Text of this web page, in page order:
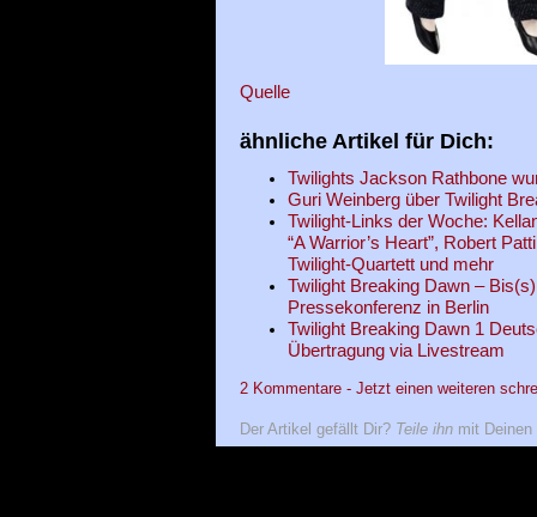
Quelle
ähnliche Artikel für Dich:
Twilights Jackson Rathbone
Guri Weinberg über Twilight
Twilight-Links der Woche:
“A Warrior’s Heart”, Robert
Twilight-Quartett und mehr
Twilight Breaking Dawn –
Pressekonferenz in Berlin
Twilight Breaking Dawn 1
Übertragung via Livestream
2 Kommentare - Jetzt einen weiteren
Der Artikel gefällt Dir? Teile ihnmit Deinen